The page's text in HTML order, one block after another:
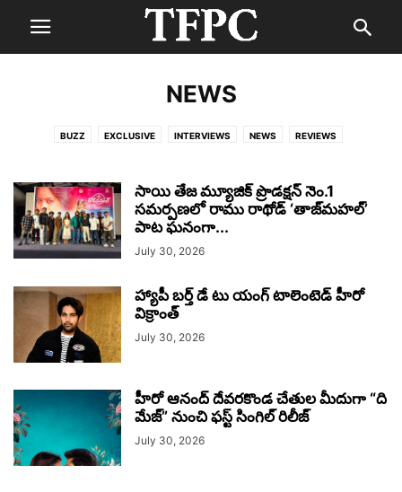
NEWS
BUZZ EXCLUSIVE INTERVIEWS NEWS REVIEWS
సాయి తేజ మ్యూజిక్ ప్రొడక్షన్ నెం.1
సమర్పణలో రాము రాథోడ్ ‘తాజ్‌మహల్’
పాట ఘనంగా...
July 30, 2026
హ్యాపీ బర్త్ డే టు యంగ్ టాలెంటెడ్ హీరో
విక్రాంత్
July 30, 2026
హీరో ఆనంద్ దేవరకొండ చేతుల మీదుగా “ది
మేజ్” నుంచి ఫస్ట్ సింగిల్ రిలీజ్
July 30, 2026